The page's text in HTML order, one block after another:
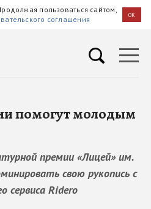
пользоваться сайтом,
соглашения OK
помогут молодым
премии «Лицей» им.
свою рукопись с
сервиса Ridero